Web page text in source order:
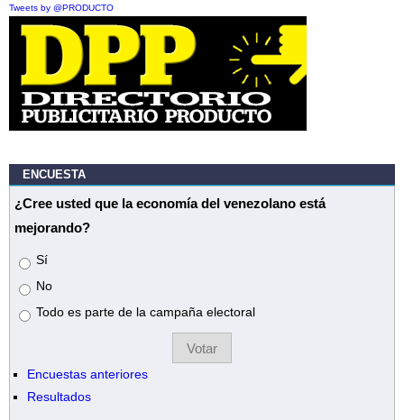
Tweets by @PRODUCTO
ENCUESTA
¿Cree usted que la economía del venezolano está
mejorando?
Opciones
Sí
No
Todo es parte de la campaña electoral
Encuestas anteriores
Resultados